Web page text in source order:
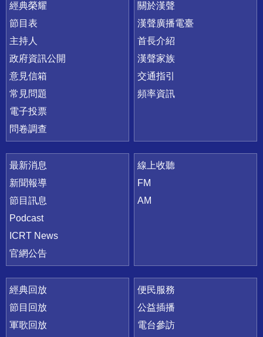
快速連結
經典榮耀
節目表
主持人
政府資訊公開
意見信箱
常見問題
電子投票
問卷調查
關於漢聲
漢聲廣播電臺
首長介紹
漢聲家族
交通指引
頻率資訊
最新消息
新聞報導
節目訊息
Podcast
ICRT News
官網公告
線上收聽
FM
AM
經典回放
節目回放
軍歌回放
便民服務
公益插播
電台參訪